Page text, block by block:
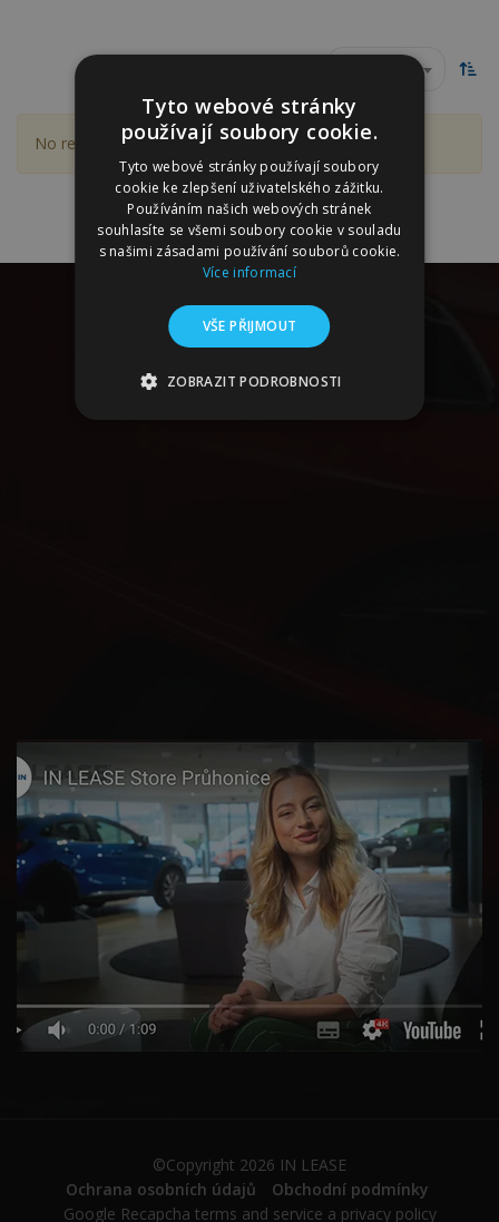
No result were found matching your selection.
©Copyright 2026 IN LEASE
Ochrana osobních údajů
Obchodní podmínky
Google Recapcha terms and service a privacy policy
Tyto webové stránky
používají soubory cookie.
Tyto webové stránky používají soubory
cookie ke zlepšení uživatelského zážitku.
Používáním našich webových stránek
souhlasíte se všemi soubory cookie v souladu
s našimi zásadami používání souborů cookie.
Více informací
VŠE PŘIJMOUT
ZOBRAZIT PODROBNOSTI